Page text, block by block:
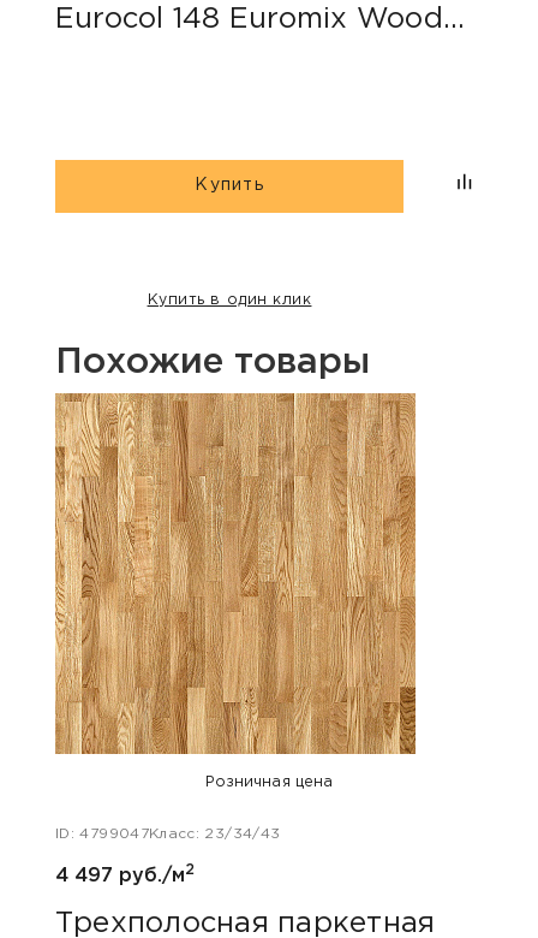
Eurocol 148 Euromix Wood
Купить
Купить в один клик
Похожие товары
Розничная цена
ID: 4799047Класс: 23/34/43
4 497 руб./м2
Трехполосная паркетная